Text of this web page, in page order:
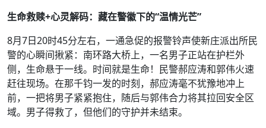
生命救赎+心灵解码：藏在警徽下的“温情光芒”
8月7日20时45分左右，一通急促的报警铃声使新庄派出所民
警的心瞬间揪紧：南环路大桥上，一名男子正站在护栏外
侧，生命悬于一线。时间就是生命！民警郝应涛和郭伟火速
赶往现场。在那千钧一发的时刻，郝应涛毫不犹豫地冲上
前，一把将男子紧紧抱住，随后与郭伟合力将其拉回安全区
域。男子得救了，但他们的守护并未结束。